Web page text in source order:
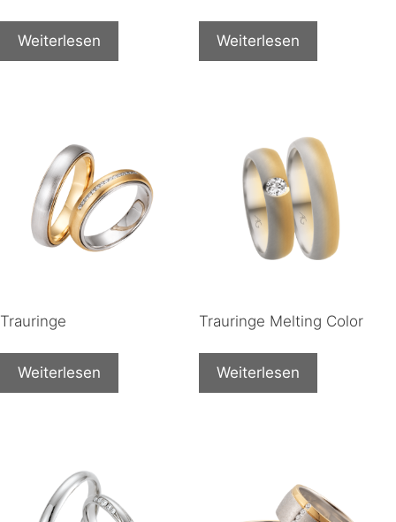
Weiterlesen Weiterlesen
Trauringe
Weiterlesen
Trauringe Melting Color
Weiterlesen